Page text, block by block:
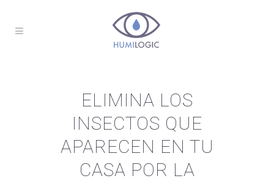
ELIMINA LOS
INSECTOS QUE
APARECEN EN TU
CASA POR LA